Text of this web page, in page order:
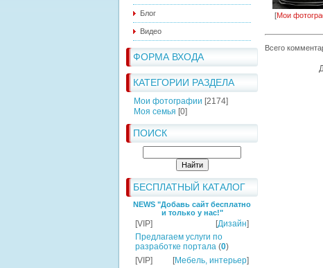
Блог
Видео
ФОРМА ВХОДА
КАТЕГОРИИ РАЗДЕЛА
Мои фотографии [2174]
Моя семья [0]
ПОИСК
БЕСПЛАТНЫЙ КАТАЛОГ
NEWS "Добавь сайт бесплатно
и только у нас!"
[VIP] [Дизайн]
Предлагаем услуги по
разработке портала (0)
[VIP]
[Мебель, интерьер]
[Мои
Всего